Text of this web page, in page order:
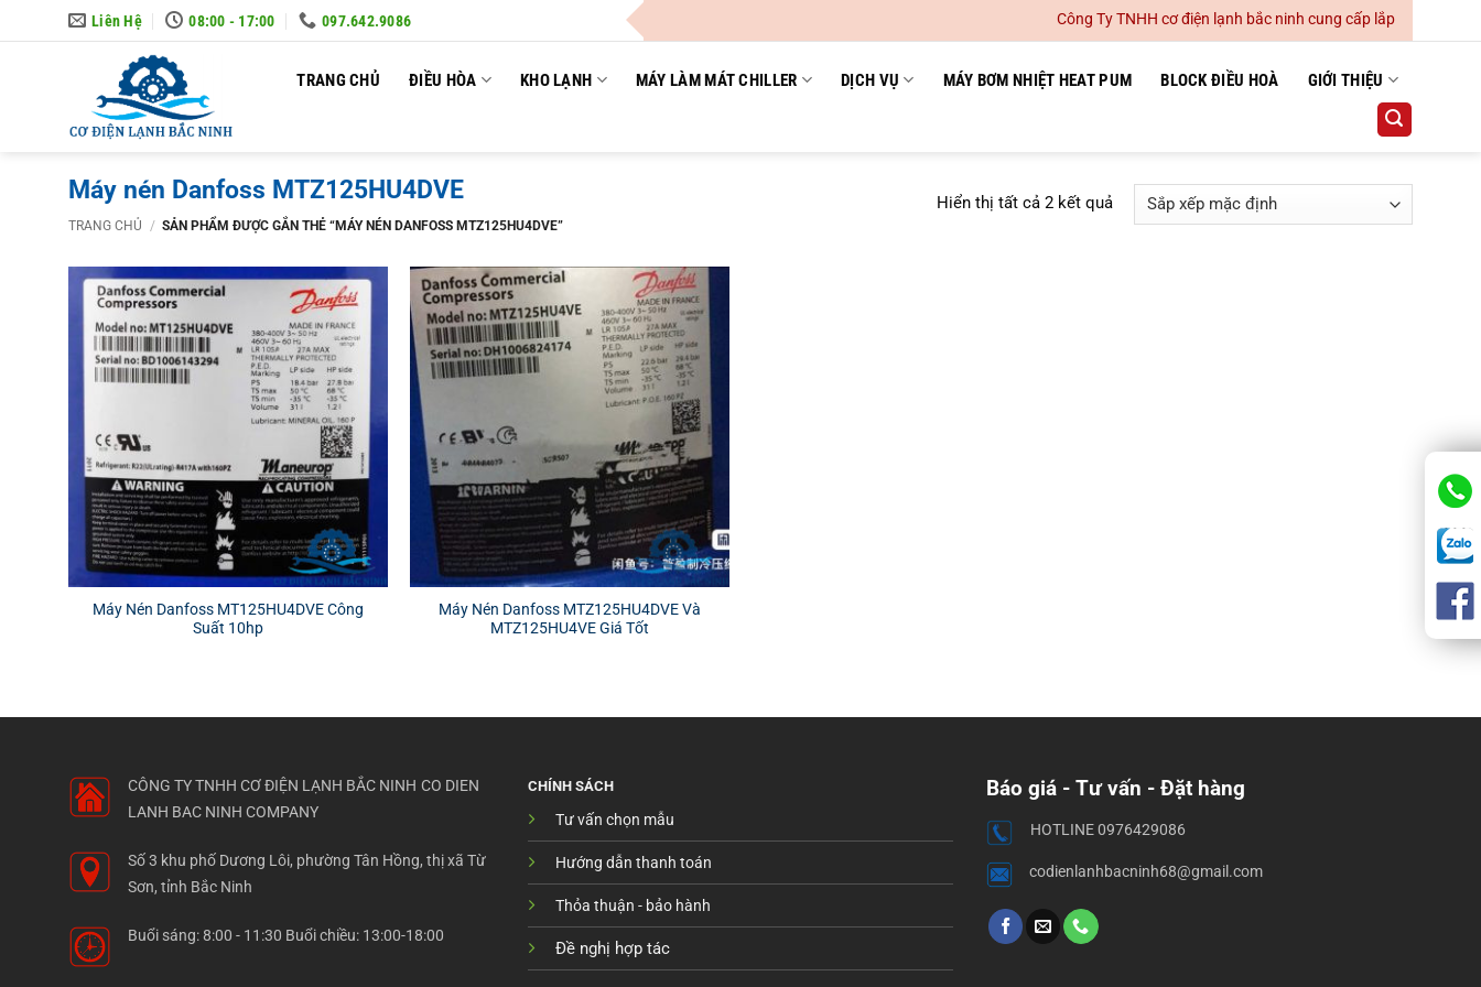
to
Liên Hệ 08:00 - 17:00 097.642.9086 Công Ty TNHH cơ điện lạnh bắc ninh cung cấp lắp đặt hệ thống
TRANG CHỦ ĐIỀU HÒA KHO LẠNH MÁY LÀM MÁT CHILLER DỊCH VỤ MÁY BƠM NHIỆT HEAT PUM BLOCK ĐIỀU HOÀ GIỚI THIỆU
Máy nén Danfoss MTZ125HU4DVE
TRANG CHỦ / SẢN PHẨM ĐƯỢC GẮN THẺ “MÁY NÉN DANFOSS MTZ125HU4DVE”
Hiển thị tất cả 2 kết quả
Máy Nén Danfoss MT125HU4DVE Công
Suất 10hp
Máy Nén Danfoss MTZ125HU4DVE Và
MTZ125HU4VE Giá Tốt
CÔNG TY TNHH CƠ ĐIỆN LẠNH BẮC NINH CO DIEN
LANH BAC NINH COMPANY
Số 3 khu phố Dương Lôi, phường Tân Hồng, thị xã Từ
Sơn, tỉnh Bắc Ninh
Buổi sáng: 8:00 - 11:30 Buổi chiều: 13:00-18:00
CHÍNH SÁCH
Tư vấn chọn mẫu
Hướng dẫn thanh toán
Thỏa thuận - bảo hành
Đề nghị hợp tác
Báo giá - Tư vấn - Đặt hàng
HOTLINE 0976429086
codienlanhbacninh68@gmail.com